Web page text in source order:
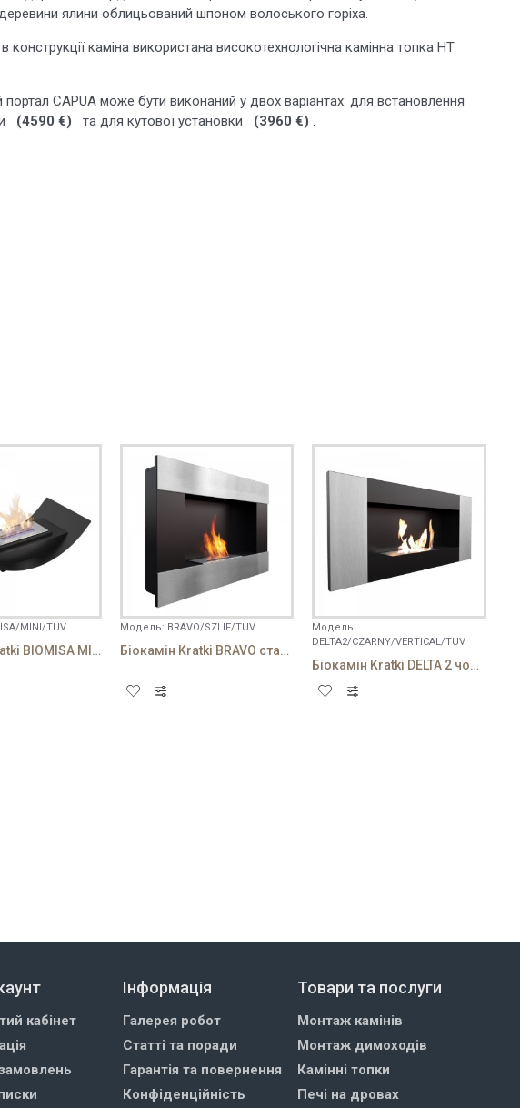
ялини облицьований шпоном волоського горіха.
конструкції каміна використана високотехнологічна камінна топка HT
портал CAPUA може бути виконаний у двох варіантах: для встановлення
(4590 €) та для кутової установки (3960 €) .
MINI/TUV
Біокамін Kratki BIOMISA MINI чорний
Модель: BRAVO/SZLIF/TUV
Біокамін Kratki BRAVO стальний
Модель:
DELTA2/CZARNY/VERTICAL/TUV
Біокамін Kratki DELTA 2 чорний VERTICAL
кабінет
замовлень
Інформація
Галерея робот
Статті та поради
Гарантія та повернення
Конфіденційність
Товари та послуги
Монтаж камінів
Монтаж димоходів
Камінні топки
Печі на дровах